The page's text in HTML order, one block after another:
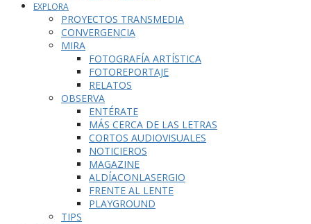
EXPLORA
PROYECTOS TRANSMEDIA
CONVERGENCIA
MIRA
FOTOGRAFÍA ARTÍSTICA
FOTOREPORTAJE
RELATOS
OBSERVA
ENTÉRATE
MÁS CERCA DE LAS LETRAS
CORTOS AUDIOVISUALES
NOTICIEROS
MAGAZINE
ALDÍACONLASERGIO
FRENTE AL LENTE
PLAYGROUND
TIPS